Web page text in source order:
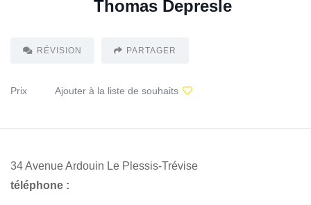
Thomas Depresle
RÉVISION PARTAGER
Prix Ajouter à la liste de souhaits
34 Avenue Ardouin Le Plessis-Trévise
téléphone :